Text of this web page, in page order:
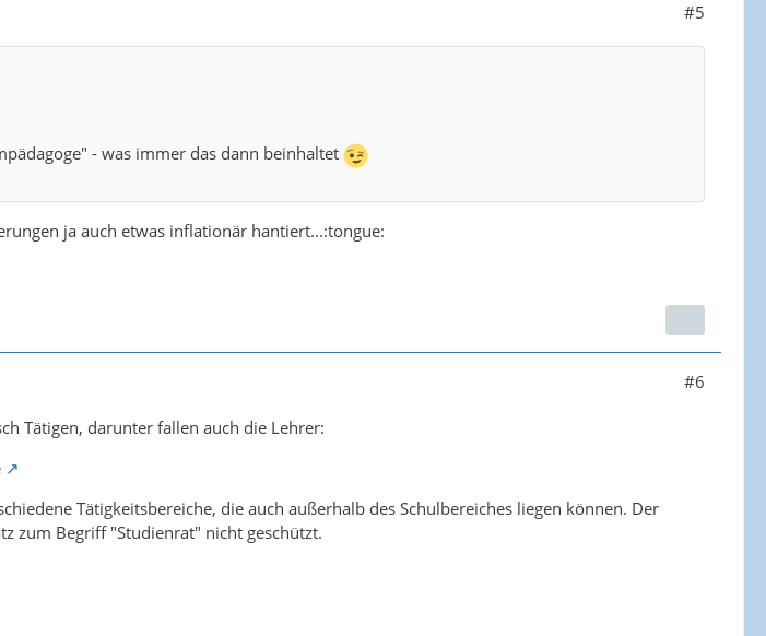
#5
- was immer das dann beinhaltet
ja auch etwas inflationär hantiert...:tongue:
#6
Tätigen, darunter fallen auch die Lehrer:
Tätigkeitsbereiche, die auch außerhalb des Schulbereiches liegen können. Der
zum Begriff "Studienrat" nicht geschützt.